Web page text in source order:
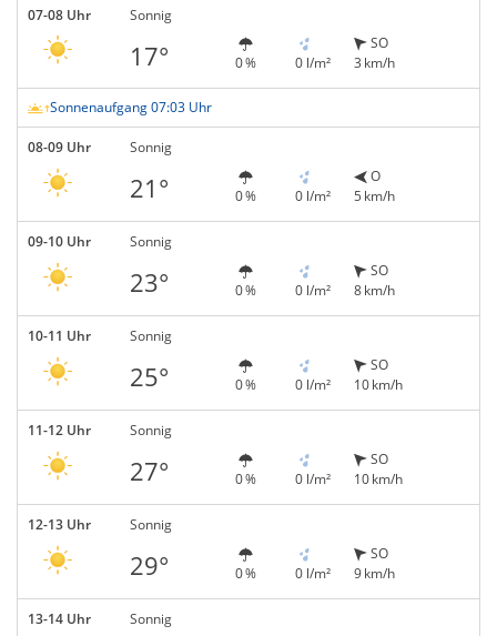
07-08 Uhr Sonnig
17° 0 % 0 l/m²
SO
3 km/h
Sonnenaufgang 07:03 Uhr
08-09 Uhr Sonnig
21° 0 % 0 l/m²
O
5 km/h
09-10 Uhr Sonnig
23° 0 % 0 l/m²
SO
8 km/h
10-11 Uhr Sonnig
25° 0 % 0 l/m²
SO
10 km/h
11-12 Uhr Sonnig
27° 0 % 0 l/m²
SO
10 km/h
12-13 Uhr Sonnig
29° 0 % 0 l/m²
SO
9 km/h
13-14 Uhr Sonnig